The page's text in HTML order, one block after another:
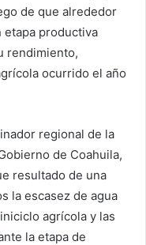
de que alrededor
etapa productiva
rendimiento,
ocurrido el año
regional de la
de Coahuila,
resultado de una
la escasez de agua
agrícola y las
la etapa de